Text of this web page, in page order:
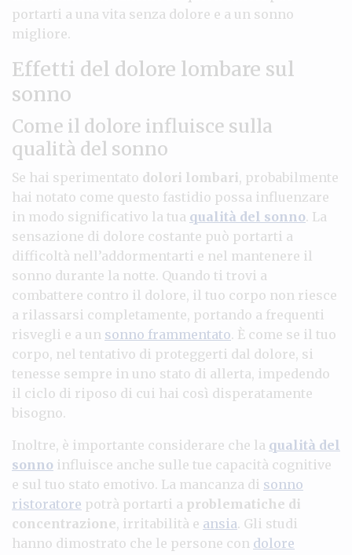
portarti a una vita senza dolore e a un sonno
migliore.
Effetti del dolore lombare sul
sonno
Come il dolore influisce sulla
qualità del sonno
Se hai sperimentato dolori lombari, probabilmente
hai notato come questo fastidio possa influenzare
in modo significativo la tua qualità del sonno. La
sensazione di dolore costante può portarti a
difficoltà nell’addormentarti e nel mantenere il
sonno durante la notte. Quando ti trovi a
combattere contro il dolore, il tuo corpo non riesce
a rilassarsi completamente, portando a frequenti
risvegli e a un sonno frammentato. È come se il tuo
corpo, nel tentativo di proteggerti dal dolore, si
tenesse sempre in uno stato di allerta, impedendo
il ciclo di riposo di cui hai così disperatamente
bisogno.
Inoltre, è importante considerare che la qualità del
sonno influisce anche sulle tue capacità cognitive
e sul tuo stato emotivo. La mancanza di sonno
ristoratore potrà portarti a problematiche di
concentrazione, irritabilità e ansia. Gli studi
hanno dimostrato che le persone con dolore